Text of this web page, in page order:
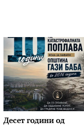
Десет години од